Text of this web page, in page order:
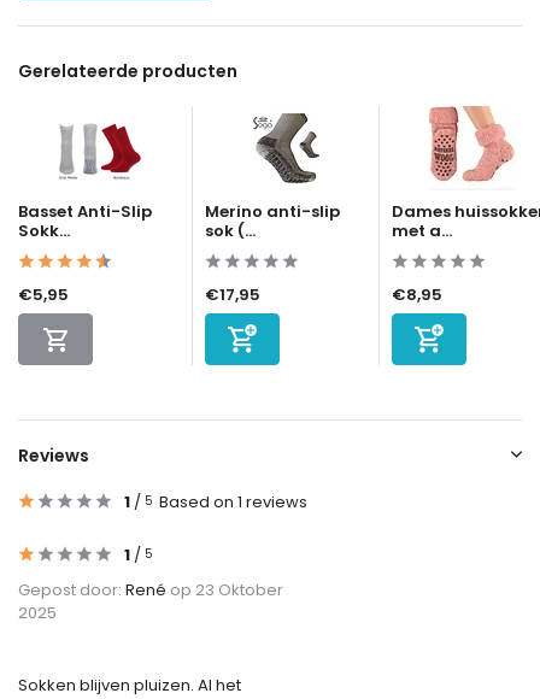
Gerelateerde producten
Basset Anti-Slip
Sokk...
€5,95
Merino anti-slip
sok (...
€17,95
Dames
met a...
€8,95
Reviews
1 / 5 Based on 1 reviews
1 / 5
Gepost door: René op 23 Oktober
2025
Sokken blijven pluizen. Al het